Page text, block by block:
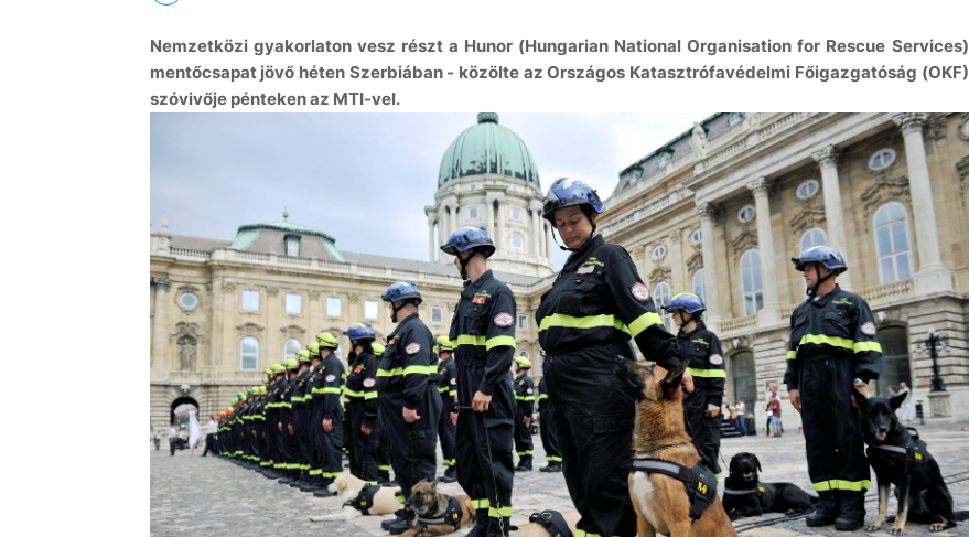
Nemzetközi gyakorlaton vesz részt a Hunor (Hungarian National Organisation for Rescue Services)
mentőcsapat jövő héten Szerbiában - közölte az Országos Katasztrófavédelmi Főigazgatóság (OKF)
szóvivője pénteken az MTI-vel.